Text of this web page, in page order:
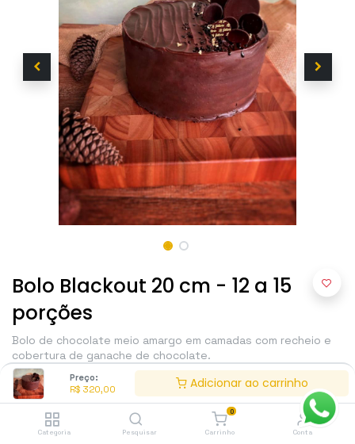
Preço:
R$ 320,00 Adicionar ao carrinho
Categoria Pesquisar
0
Carrinho Conta
Bolo Blackout 20 cm - 12 a 15
porções
Bolo de chocolate meio amargo em camadas com recheio e
cobertura de ganache de chocolate.
R$320,00